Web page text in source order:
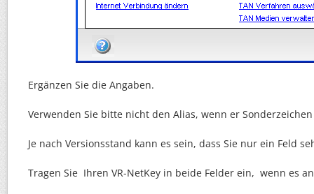
Ergänzen Sie die Angaben.
Verwenden Sie bitte nicht den Alias, wenn er
Je nach Versionsstand kann es sein, dass Sie nur ein Feld
Tragen Sie Ihren VR-NetKey in beide Felder ein, wenn es